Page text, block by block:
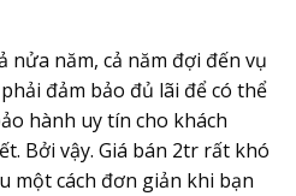
nửa năm, cả năm đợi đến vụ
đảm bảo đủ lãi để có thể
hành uy tín cho khách
Bởi vậy. Giá bán 2tr rất khó
một cách đơn giản khi bạn